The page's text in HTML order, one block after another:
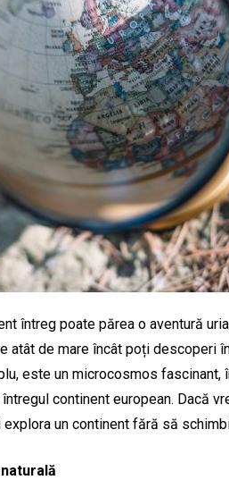
întreg poate părea o aventură
atât de mare încât poți descoperi
este un microcosmos
continent european. Dacă
un continent fără să